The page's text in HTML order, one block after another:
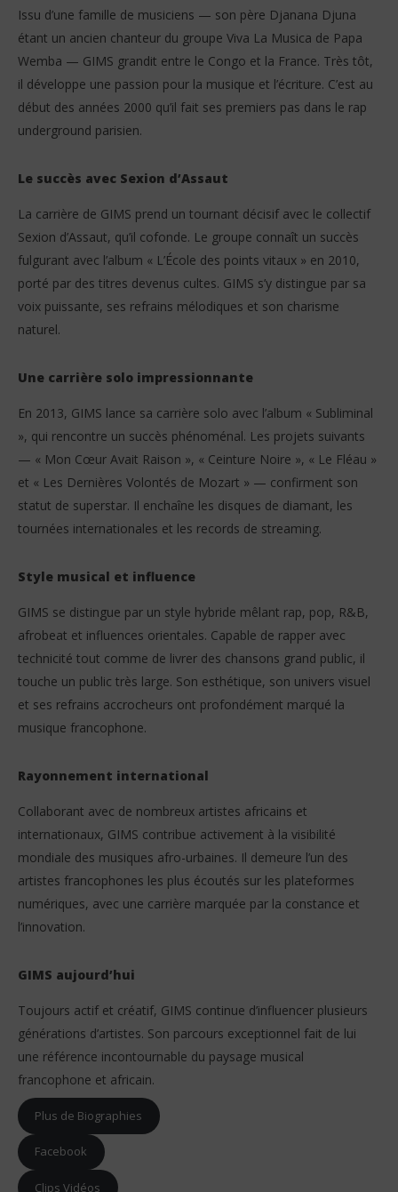
19
janvier
2026
Issu d’une famille de musiciens — son père Djanana Djuna
étant un ancien chanteur du groupe Viva La Musica de Papa
Wemba — GIMS grandit entre le Congo et la France. Très tôt,
il développe une passion pour la musique et l’écriture. C’est au
début des années 2000 qu’il fait ses premiers pas dans le rap
underground parisien.
Le succès avec Sexion d’Assaut
La carrière de GIMS prend un tournant décisif avec le collectif
Sexion d’Assaut, qu’il cofonde. Le groupe connaît un succès
fulgurant avec l’album « L’École des points vitaux » en 2010,
porté par des titres devenus cultes. GIMS s’y distingue par sa
voix puissante, ses refrains mélodiques et son charisme
naturel.
Une carrière solo impressionnante
En 2013, GIMS lance sa carrière solo avec l’album « Subliminal
», qui rencontre un succès phénoménal. Les projets suivants
— « Mon Cœur Avait Raison », « Ceinture Noire », « Le Fléau »
et « Les Dernières Volontés de Mozart » — confirment son
statut de superstar. Il enchaîne les disques de diamant, les
tournées internationales et les records de streaming.
Style musical et influence
GIMS se distingue par un style hybride mêlant rap, pop, R&B,
afrobeat et influences orientales. Capable de rapper avec
technicité tout comme de livrer des chansons grand public, il
touche un public très large. Son esthétique, son univers visuel
et ses refrains accrocheurs ont profondément marqué la
musique francophone.
Rayonnement international
Collaborant avec de nombreux artistes africains et
internationaux, GIMS contribue activement à la visibilité
mondiale des musiques afro-urbaines. Il demeure l’un des
artistes francophones les plus écoutés sur les plateformes
numériques, avec une carrière marquée par la constance et
l’innovation.
GIMS aujourd’hui
Toujours actif et créatif, GIMS continue d’influencer plusieurs
générations d’artistes. Son parcours exceptionnel fait de lui
une référence incontournable du paysage musical
francophone et africain.
Plus de Biographies
Facebook
Clips Vidéos